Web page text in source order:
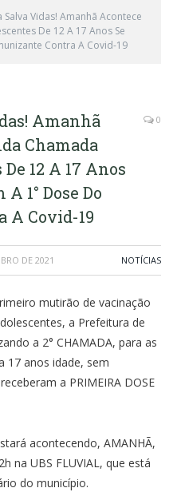
Salva Vidas! Amanhã Acontece
De 12 A 17 Anos Se
Contra A Covid-19
Amanhã
Chamada
12 A 17 Anos
1° Dose Do
A Covid-19
0
DE 2021 NOTÍCIAS
mutirão de vacinação
a Prefeitura de
a 2° CHAMADA, para as
17 anos idade, sem
a PRIMEIRA DOSE
acontecendo, AMANHÃ,
na UBS FLUVIAL, que está
do município.